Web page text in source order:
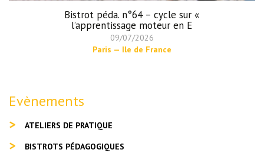
Bistrot péda. n°64 – cycle sur «
l’apprentissage moteur en E
09/07/2026
Paris — Ile de France
Evènements
ATELIERS DE PRATIQUE
BISTROTS PÉDAGOGIQUES